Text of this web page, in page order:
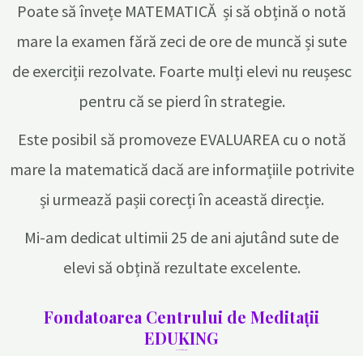
Poate să învețe MATEMATICĂ și să obțină o notă
mare la examen fără zeci de ore de muncă și sute
de exerciții rezolvate. Foarte mulți elevi nu reușesc
pentru că se pierd în strategie.
Este posibil să promoveze EVALUAREA cu o notă
mare la matematică dacă are informațiile potrivite
și urmează pașii corecți în această direcție.
Mi-am dedicat ultimii 25 de ani ajutând sute de
elevi să obțină rezultate excelente.
Fondatoarea Centrului de Meditații
EDUKING
www.eduking.ro